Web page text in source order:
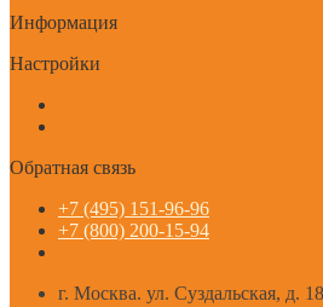
Информация
Настройки
Обратная связь
+7 (495) 151-96-96
+7 (800) 200-15-94
г. Москва. ул. Суздальская, д.